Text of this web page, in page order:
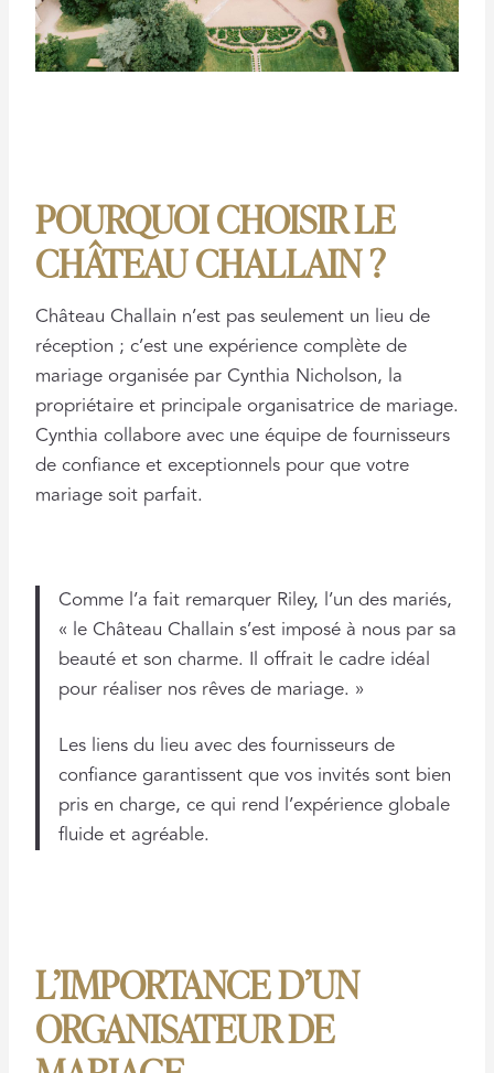
POURQUOI CHOISIR LE
CHÂTEAU CHALLAIN ?
Château Challain n’est pas seulement un lieu de
réception ; c’est une expérience complète de
mariage organisée par Cynthia Nicholson, la
propriétaire et principale organisatrice de mariage.
Cynthia collabore avec une équipe de fournisseurs
de confiance et exceptionnels pour que votre
mariage soit parfait.
Comme l’a fait remarquer Riley, l’un des mariés,
« le Château Challain s’est imposé à nous par sa
beauté et son charme. Il offrait le cadre idéal
pour réaliser nos rêves de mariage. »
Les liens du lieu avec des fournisseurs de
confiance garantissent que vos invités sont bien
pris en charge, ce qui rend l’expérience globale
fluide et agréable.
L’IMPORTANCE D’UN
ORGANISATEUR DE